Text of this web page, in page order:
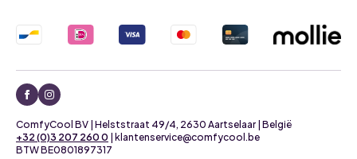
+32 (0)3 207 260 0 | klantenservice@comfycool.be
BTW BE0801897317
ComfyCool BV | Helststraat 49/4, 2630 Aartselaar | België